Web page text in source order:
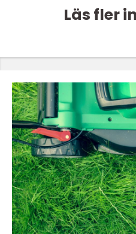
Läs fler